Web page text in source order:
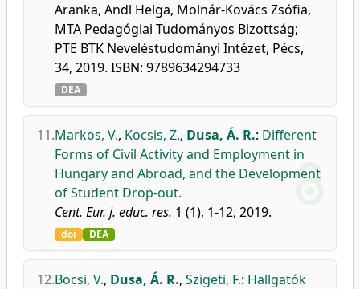
Aranka, Andl Helga, Molnár-Kovács Zsófia,
MTA Pedagógiai Tudományos Bizottság;
PTE BTK Neveléstudományi Intézet, Pécs,
34, 2019. ISBN: 9789634294733
DEA
11.Markos, V., Kocsis, Z., Dusa, Á. R.: Different
Forms of Civil Activity and Employment in
Hungary and Abroad, and the Development
of Student Drop-out.
Cent. Eur. j. educ. res. 1 (1), 1-12, 2019.
doi DEA
12.Bocsi, V., Dusa, Á. R., Szigeti, F.: Hallgatók